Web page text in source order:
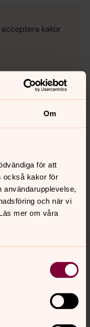
Om
för att
också kakor för
och när vi
mer om våra
kakor
sidans